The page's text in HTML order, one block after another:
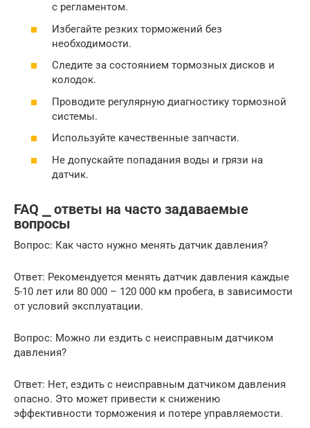
с регламентом.
Избегайте резких торможений без
необходимости.
Следите за состоянием тормозных дисков и
колодок.
Проводите регулярную диагностику тормозной
системы.
Используйте качественные запчасти.
Не допускайте попадания воды и грязи на
датчик.
FAQ ⎯ ответы на часто задаваемые
вопросы
Вопрос: Как часто нужно менять датчик давления?
Ответ: Рекомендуется менять датчик давления каждые
5-10 лет или 80 000 – 120 000 км пробега, в зависимости
от условий эксплуатации.
Вопрос: Можно ли ездить с неисправным датчиком
давления?
Ответ: Нет, ездить с неисправным датчиком давления
опасно. Это может привести к снижению
эффективности торможения и потере управляемости.